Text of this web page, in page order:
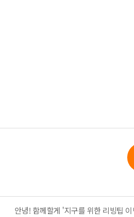
안녕! 함께할게 '지구를 위한 리빙팁